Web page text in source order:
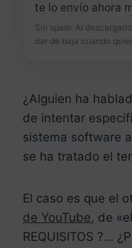
te lo envío ahora
Sin spam. Al
dar de baja cuando
¿Alguien ha
de intentar
sistema software
se ha tratado el
El caso es que el
de YouTube, de
REQUISITOS ?…